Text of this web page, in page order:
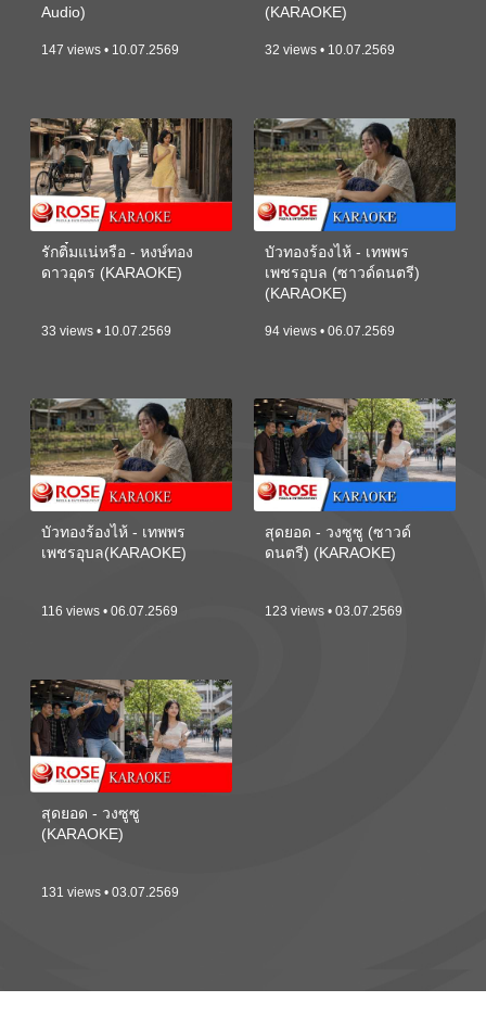
Audio)
147 views • 10.07.2569
(KARAOKE)
32 views • 10.07.2569
รักติ๋มแน่หรือ - หงษ์ทอง
ดาวอุดร (KARAOKE)
33 views • 10.07.2569
บัวทองร้องไห้ - เทพพร
เพชรอุบล (ซาวด์ดนตรี)
(KARAOKE)
94 views • 06.07.2569
บัวทองร้องไห้ - เทพพร
เพชรอุบล(KARAOKE)
116 views • 06.07.2569
สุดยอด - วงซูซู (ซาวด์
ดนตรี) (KARAOKE)
123 views • 03.07.2569
สุดยอด - วงซูซู
(KARAOKE)
131 views • 03.07.2569